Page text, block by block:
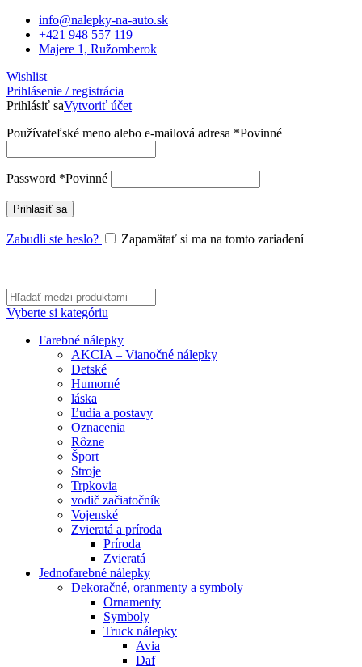
info@nalepky-na-auto.sk
+421 948 557 119
Majere 1, Ružomberok
Wishlist
Prihlásenie / registrácia
Prihlásiť saVytvoriť účet
Používateľské meno alebo e-mailová adresa *Povinné
Password *Povinné
Prihlasíť sa
Zabudli ste heslo? Zapamätať si ma na tomto zariadení
Vyberte si kategóriu
Farebné nálepky
AKCIA – Vianočné nálepky
Detské
Humorné
láska
Ľudia a postavy
Oznacenia
Rôzne
Šport
Stroje
Trpkovia
vodič začiatočník
Vojenské
Zvieratá a príroda
Príroda
Zvieratá
Jednofarebné nálepky
Dekoračné, oranmenty a symboly
Ornamenty
Symboly
Truck nálepky
Avia
Daf